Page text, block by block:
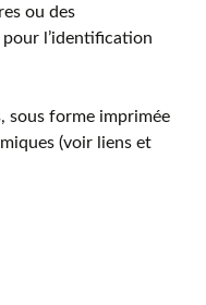
ou des
l’identification
sous forme imprimée
(voir liens et